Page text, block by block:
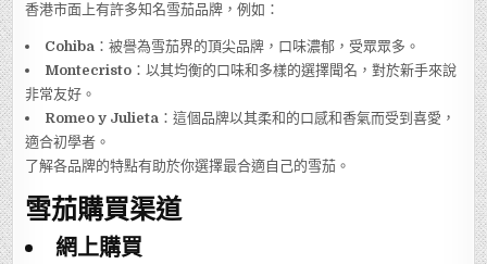
香港市面上有許多知名雪茄品牌，例如：
Cohiba ：被譽為雪茄界的頂尖品牌，口味濃郁，受眾眾多。
Montecristo ：以其均衡的口味和多樣的選擇聞名，對於新手來說
非常友好。
Romeo y Julieta ：這個品牌以其柔和的口感和香氣而受到喜愛，
適合初學者。
了解各品牌的特點有助於你選擇最合適自己的雪茄。
雪茄購買渠道
網上購買